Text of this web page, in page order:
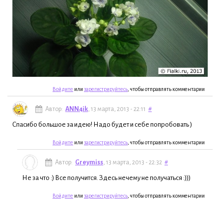
Войдите или зарегистрируйтесь , чтобы отправлять комментарии
Автор: ANN4ik , 13 марта, 2013 - 22:11 #
Спасибо большое за идею! Надо будет и себе попробовать )
Войдите или зарегистрируйтесь , чтобы отправлять комментарии
Автор: Greymiss , 13 марта, 2013 - 22:32 #
Не за что :) Все получится. Здесь нечему не получаться :)))
Войдите или зарегистрируйтесь , чтобы отправлять комментарии